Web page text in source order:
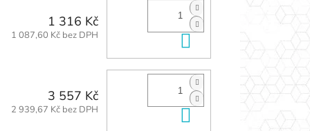
1 316 Kč
1 087,60 Kč bez DPH
3 557 Kč
2 939,67 Kč bez DPH